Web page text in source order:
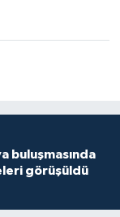
buluşmasında
görüşüldü